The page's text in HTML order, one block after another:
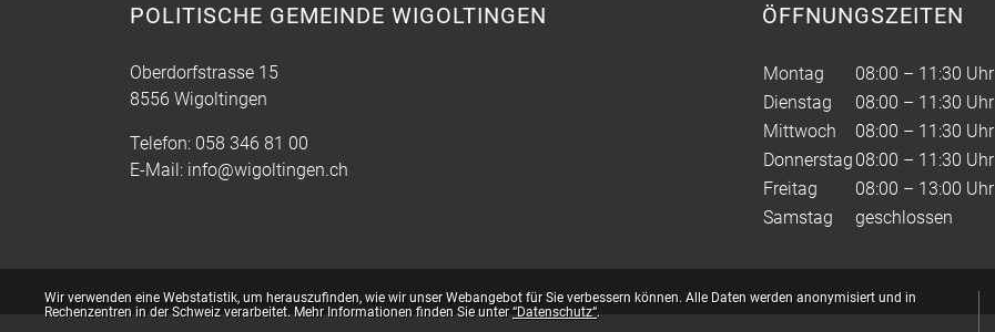
POLITISCHE GEMEINDE WIGOLTINGEN
Oberdorfstrasse 15
8556 Wigoltingen
Telefon: 058 346 81 00
E-Mail: info@wigoltingen.ch
ÖFFNUNGSZEITEN
Montag 08:00 – 11:30 Uhr
Dienstag
08:00 – 11:30 Uhr
Mittwoch
08:00 – 11:30 Uhr
Donnerstag 08:00 – 11:30 Uhr
Freitag
08:00 – 13:00 Uhr
Samstag
geschlossen
Webstatistik
Wir verwenden eine Webstatistik, um herauszufinden, wie wir unser Webangebot für Sie verbessern können. Alle Daten werden anonymisiert und in
Rechenzentren in der Schweiz verarbeitet. Mehr Informationen finden Sie unter“Datenschutz“.